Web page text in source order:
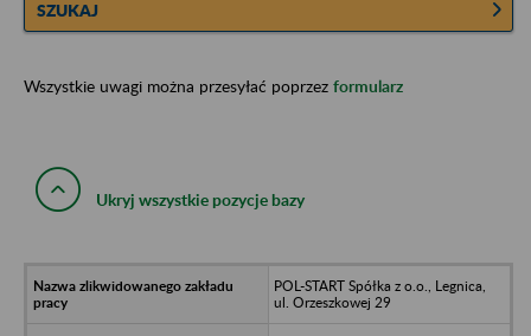
SZUKAJ
Wszystkie uwagi można przesyłać poprzez formularz
Ukryj wszystkie pozycje bazy
POL-START Spółka z o.o., Legnica,
ul. Orzeszkowej 29